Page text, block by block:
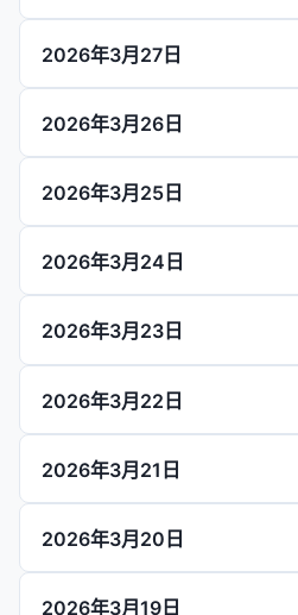
2026年3月27日
2026年3月26日
2026年3月25日
2026年3月24日
2026年3月23日
2026年3月22日
2026年3月21日
2026年3月20日
2026年3月19日